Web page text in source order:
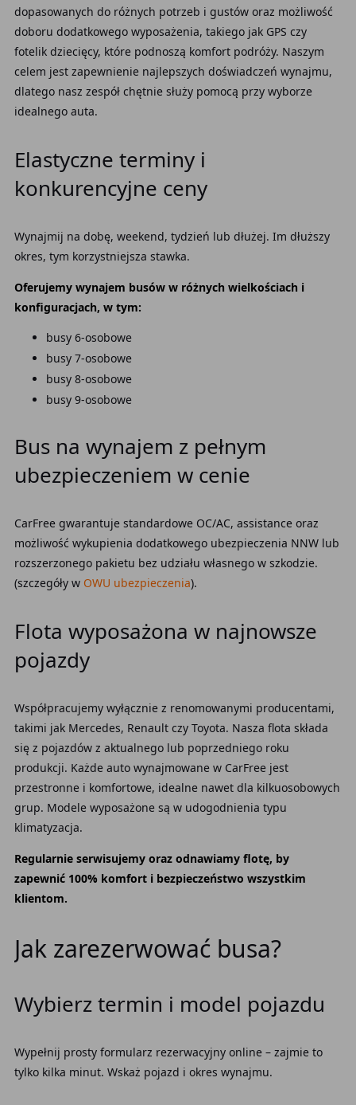
dopasowanych do różnych potrzeb i gustów oraz możliwość
doboru dodatkowego wyposażenia, takiego jak GPS czy
fotelik dziecięcy, które podnoszą komfort podróży. Naszym
celem jest zapewnienie najlepszych doświadczeń wynajmu,
dlatego nasz zespół chętnie służy pomocą przy wyborze
idealnego auta.
Elastyczne terminy i
konkurencyjne ceny
Wynajmij na dobę, weekend, tydzień lub dłużej. Im dłuższy
okres, tym korzystniejsza stawka.
Oferujemy wynajem busów w różnych wielkościach i
konfiguracjach, w tym:
busy 6-osobowe
busy 7-osobowe
busy 8-osobowe
busy 9-osobowe
Bus na wynajem z pełnym
ubezpieczeniem w cenie
CarFree gwarantuje standardowe OC/AC, assistance oraz
możliwość wykupienia dodatkowego ubezpieczenia NNW lub
rozszerzonego pakietu bez udziału własnego w szkodzie.
(szczegóły w OWU ubezpieczenia).
Flota wyposażona w najnowsze
pojazdy
Współpracujemy wyłącznie z renomowanymi producentami,
takimi jak Mercedes, Renault czy Toyota. Nasza flota składa
się z pojazdów z aktualnego lub poprzedniego roku
produkcji. Każde auto wynajmowane w CarFree jest
przestronne i komfortowe, idealne nawet dla kilkuosobowych
grup. Modele wyposażone są w udogodnienia typu
klimatyzacja.
Regularnie serwisujemy oraz odnawiamy flotę, by
zapewnić 100% komfort i bezpieczeństwo wszystkim
klientom.
Jak zarezerwować busa?
Wybierz termin i model pojazdu
Wypełnij prosty formularz rezerwacyjny online – zajmie to
tylko kilka minut. Wskaż pojazd i okres wynajmu.